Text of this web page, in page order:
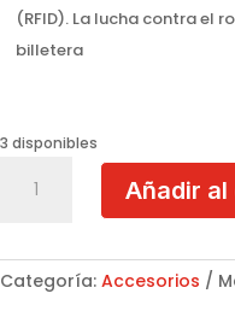
(RFID). La lucha contra el
billetera
3 disponibles
Trifoliar
cantidad
Añadir
Categoría: Accesorios